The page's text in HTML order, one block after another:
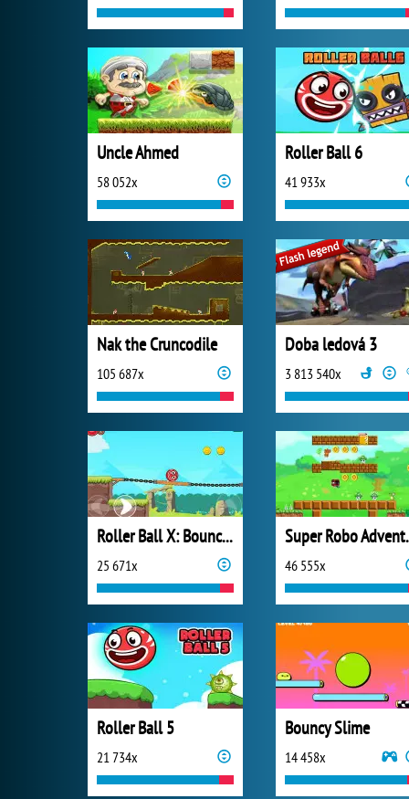
Uncle Ahmed
58 052x
Roller Ball 6
41 933x
Nak the Cruncodile
105 687x
Doba ledová 3
3 813 540x
Roller Ball X: Bounce Ball
25 671x 46 555x
Roller Ball 5
21 734x
Bouncy Slime
14 458x